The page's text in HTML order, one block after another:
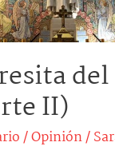
II)
/Opinión/